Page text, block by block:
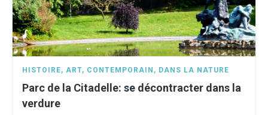
HISTOIRE, ART, CONTEMPORAIN , DANS LA NATURE
Parc de la Citadelle: se décontracter dans la
verdure